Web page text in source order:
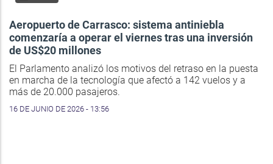
Aeropuerto de Carrasco: sistema antiniebla
comenzaría a operar el viernes tras una inversión
de US$20 millones
El Parlamento analizó los motivos del retraso en la puesta
en marcha de la tecnología que afectó a 142 vuelos y a
más de 20.000 pasajeros.
16 DE JUNIO DE 2026 - 13:56